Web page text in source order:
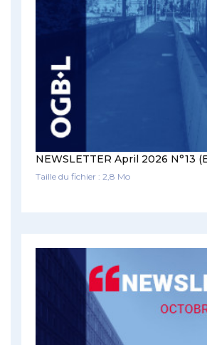
NEWSLETTER April 2026 N°13
Taille du fichier : 2,8 Mo